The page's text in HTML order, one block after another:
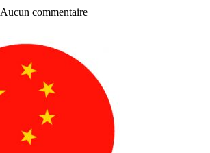
Aucun commentaire